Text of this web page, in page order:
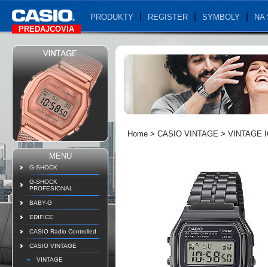
PRODUKTY REGISTER SYMBOLY
NA
PREDAJCOVIA
MENU
G-SHOCK
G-SHOCK
PROFESIONAL
BABY-G
EDIFICE
CASIO Radio Controlled
CASIO VINTAGE
VINTAGE
Home > CASIO VINTAGE > VINTAGE